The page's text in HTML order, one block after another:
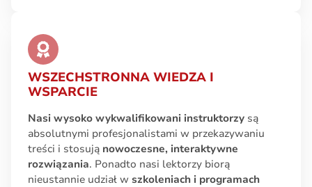
WSZECHSTRONNA WIEDZA I
WSPARCIE
Nasi wysoko wykwalifikowani instruktorzy są
absolutnymi profesjonalistami w przekazywaniu
treści i stosują nowoczesne, interaktywne
rozwiązania. Ponadto nasi lektorzy biorą
nieustannie udział w szkoleniach i programach